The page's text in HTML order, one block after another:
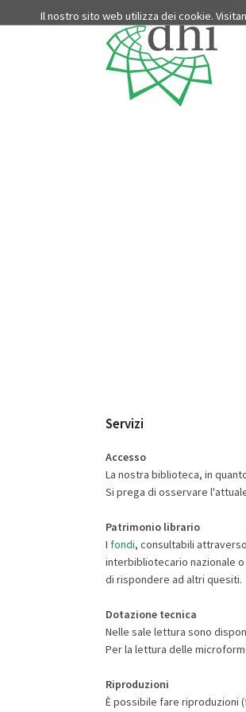
Il nostro sito web utilizza dei cookie.
Servizi
Accesso
La nostra biblioteca, in
Si prega di osservare
Patrimonio librario
I fondi, consultabili attraverso
interbibliotecario nazionale
di rispondere ad altri quesiti.
Dotazione tecnica
Nelle sale lettura sono
Per la lettura delle
Riproduzioni
È possibile fare riproduzioni